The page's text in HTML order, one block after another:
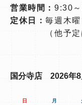
営業時間： 9:30
定休日：毎週木曜
（他予
国分寺店 2026年8
日 月